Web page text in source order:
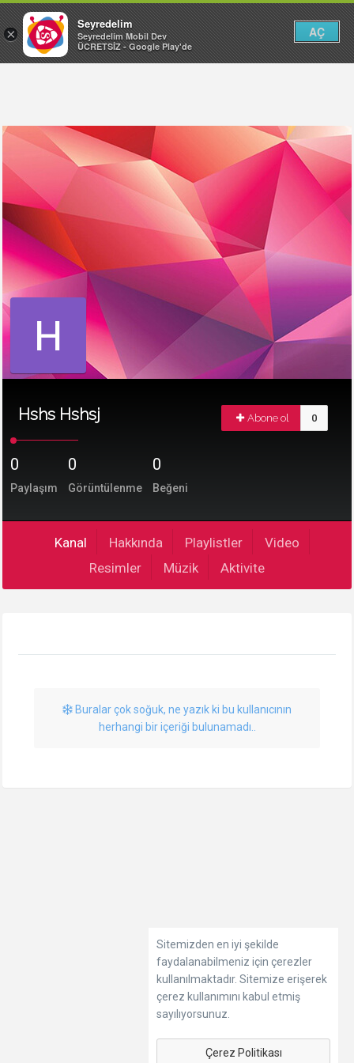
Hshs Hshsj Abone ol 0
0
Paylaşım
0
Görüntülenme
0
Beğeni
Kanal Hakkında Playlistler
Video
Resimler
Müzik Aktivite
Buralar çok soğuk, ne yazık ki bu kullanıcının
herhangi bir içeriği bulunamadı..
Sitemizden en iyi şekilde
faydalanabilmeniz için çerezler
kullanılmaktadır. Sitemize erişerek
çerez kullanımını kabul etmiş
sayılıyorsunuz.
Çerez Politikası
×
Seyredelim
Seyredelim Mobil Dev
ÜCRETSİZ - Google Play'de
AÇ